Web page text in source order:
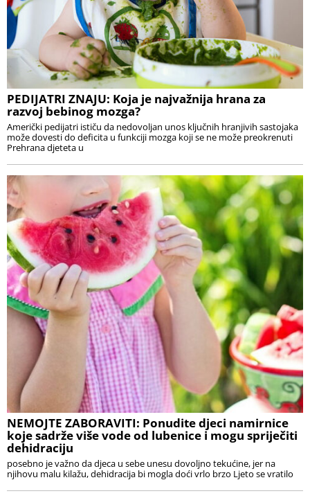
PEDIJATRI ZNAJU: Koja je najvažnija hrana za
razvoj bebinog mozga?
Američki pedijatri ističu da nedovoljan unos ključnih hranjivih sastojaka
može dovesti do deficita u funkciji mozga koji se ne može preokrenuti
Prehrana djeteta u
NEMOJTE ZABORAVITI: Ponudite djeci namirnice
koje sadrže više vode od lubenice i mogu spriječiti
dehidraciju
posebno je važno da djeca u sebe unesu dovoljno tekućine, jer na
njihovu malu kilažu, dehidracija bi mogla doći vrlo brzo Ljeto se vratilo